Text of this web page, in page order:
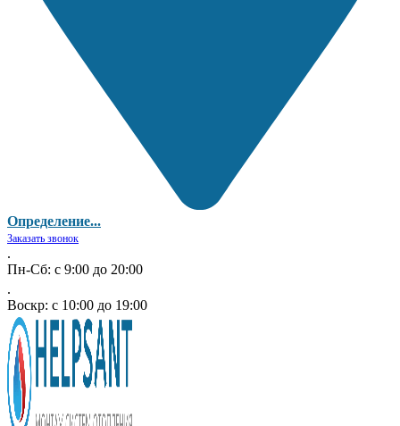
Определение...
Заказать звонок
.
Пн-Сб: с 9:00 до 20:00
.
Воскр: с 10:00 до 19:00